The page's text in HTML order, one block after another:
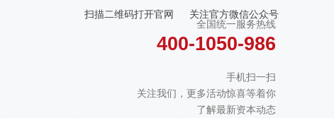
扫描二维码打开官网
关注官方微信公众号
全国统一服务热线
400-1050-986
手机扫一扫
关注我们，更多活动惊喜等着你
了解最新资本动态